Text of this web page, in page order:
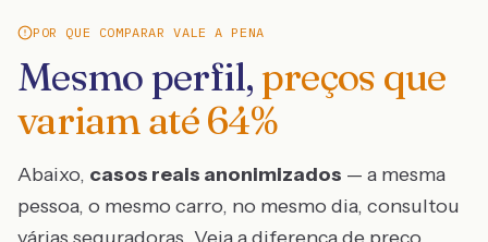
POR QUE COMPARAR VALE A PENA
Mesmo perfil, preços que
variam até64%
Abaixo, casos reais anonimizados — a mesma
pessoa, o mesmo carro, no mesmo dia, consultou